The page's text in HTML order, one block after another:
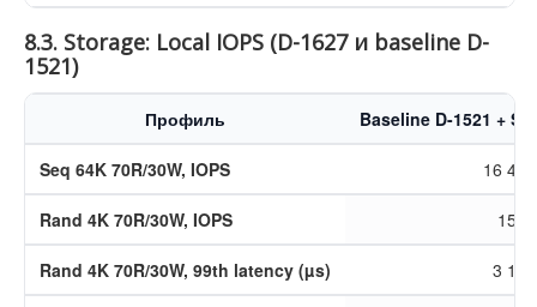
8.3. Storage: Local IOPS (D-1627 и baseline D-
1521)
Профиль Baseline D-1521 +
Seq 64K 70R/30W, IOPS 16
Rand 4K 70R/30W, IOPS 151
Rand 4K 70R/30W, 99th latency (µs) 3